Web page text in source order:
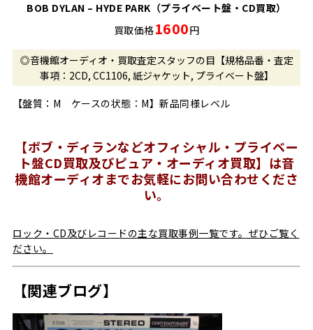
BOB DYLAN – HYDE PARK（プライベート盤・CD買取）
買取価格1600円
◎音機館オーディオ・買取査定スタッフの目【規格品番・査定
事項：2CD, CC1106, 紙ジャケット, プライベート盤】
【盤質：M ケースの状態：M】新品同様レベル
【ボブ・ディランなどオフィシャル・プライベー
ト盤CD買取及びピュア・オーディオ買取】は音
機館オーディオまでお気軽にお問い合わせくださ
い。
ロック・CD及びレコードの主な買取事例一覧です。ぜひご覧く
ださい。
【関連ブログ】